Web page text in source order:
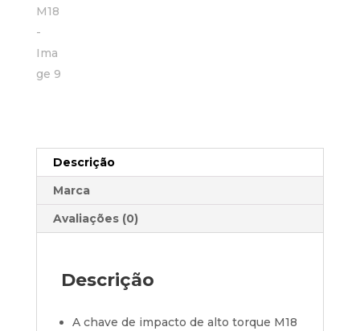
Descrição
Marca
Avaliações (0)
Descrição
A chave de impacto de alto torque M18